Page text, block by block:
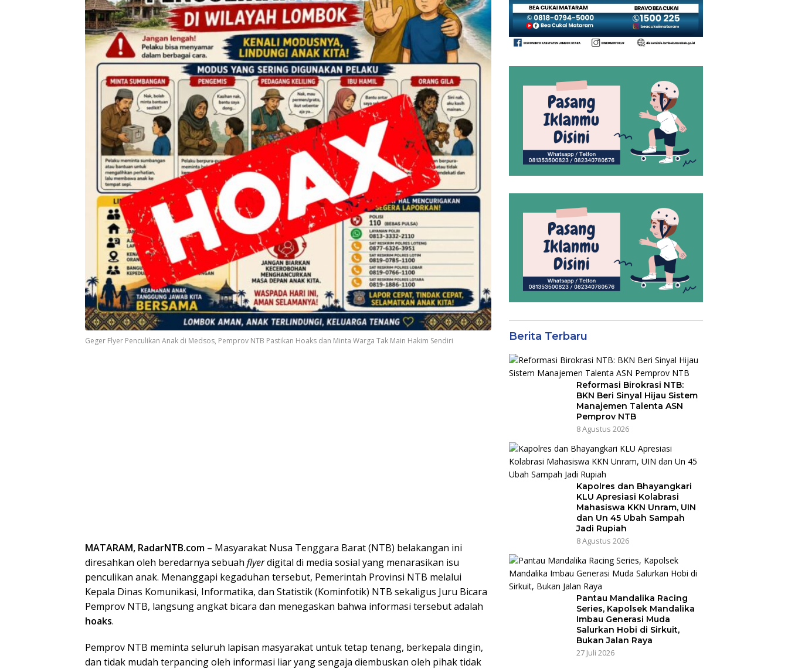
Geger Flyer Penculikan Anak di Medsos, Pemprov NTB Pastikan Hoaks dan Minta Warga Tak Main Hakim Sendiri
MATARAM, RadarNTB.com – Masyarakat Nusa Tenggara Barat (NTB) belakangan ini
diresahkan oleh beredarnya sebuah flyerdigital di media sosial yang menarasikan isu
penculikan anak. Menanggapi kegaduhan tersebut, Pemerintah Provinsi NTB melalui
Kepala Dinas Komunikasi, Informatika, dan Statistik (Kominfotik) NTB sekaligus Juru Bicara
Pemprov NTB, langsung angkat bicara dan menegaskan bahwa informasi tersebut adalah
hoaks.
Pemprov NTB meminta seluruh lapisan masyarakat untuk tetap tenang, berkepala dingin,
dan tidak mudah terpancing oleh informasi liar yang sengaja diembuskan oleh pihak tidak
Berita Terbaru
Reformasi Birokrasi NTB:
BKN Beri Sinyal Hijau Sistem
Manajemen Talenta ASN
Pemprov NTB
8 Agustus 2026
Kapolres dan Bhayangkari
KLU Apresiasi Kolabrasi
Mahasiswa KKN Unram, UIN
dan Un 45 Ubah Sampah
Jadi Rupiah
8 Agustus 2026
Pantau Mandalika Racing
Series, Kapolsek Mandalika
Imbau Generasi Muda
Salurkan Hobi di Sirkuit,
Bukan Jalan Raya
27 Juli 2026